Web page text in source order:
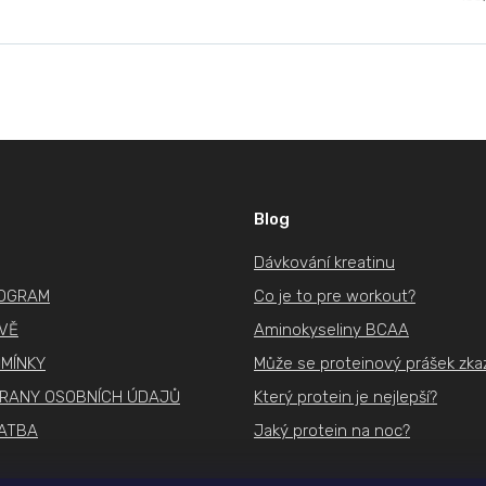
OSOBNÍCH ÚDAJŮ
Blog
Dávkování kreatinu
Co je to pre workout?
Aminokyseliny BCAA
Může se proteinový prášek
Který protein je nejlepší?
Jaký protein na noc?